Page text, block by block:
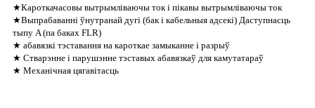
★Кароткачасовы вытрымліваючы ток і пікавы вытрымліваючы ток
★Выпрабаванні ўнутранай дугі (бак і кабельныя адсекі) Даступнасць
тыпу A (па баках FLR)
★ абавязкі тэставання на кароткае замыканне і разрыў
★ Стварэнне і парушэнне тэставых абавязкаў для камутатараў
★ Механічная цягавітасць